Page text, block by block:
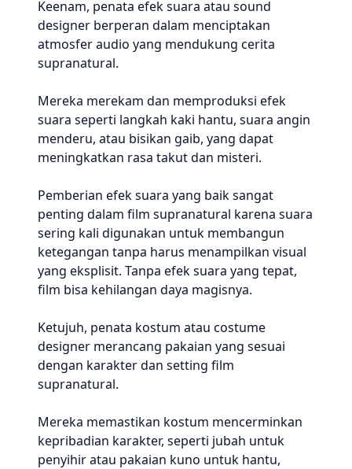
Keenam, penata efek suara atau sound
designer berperan dalam menciptakan
atmosfer audio yang mendukung cerita
supranatural.
Mereka merekam dan memproduksi efek
suara seperti langkah kaki hantu, suara angin
menderu, atau bisikan gaib, yang dapat
meningkatkan rasa takut dan misteri.
Pemberian efek suara yang baik sangat
penting dalam film supranatural karena suara
sering kali digunakan untuk membangun
ketegangan tanpa harus menampilkan visual
yang eksplisit. Tanpa efek suara yang tepat,
film bisa kehilangan daya magisnya.
Ketujuh, penata kostum atau costume
designer merancang pakaian yang sesuai
dengan karakter dan setting film
supranatural.
Mereka memastikan kostum mencerminkan
kepribadian karakter, seperti jubah untuk
penyihir atau pakaian kuno untuk hantu,